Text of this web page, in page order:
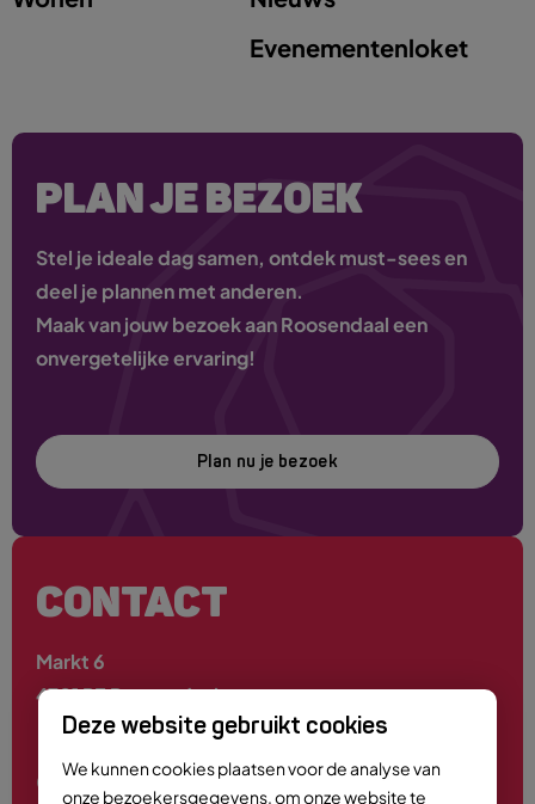
Deze website gebruikt cookies
We kunnen cookies plaatsen voor de analyse van
onze bezoekersgegevens, om onze website te
Evenementenloket
PLAN JE BEZOEK
Stel je ideale dag samen, ontdek must-sees en
deel je plannen met anderen.
Maak van jouw bezoek aan Roosendaal een
onvergetelijke ervaring!
Plan nu je bezoek
CONTACT
Markt 6
4701 PE Roosendaal
0165 - 55 44 00